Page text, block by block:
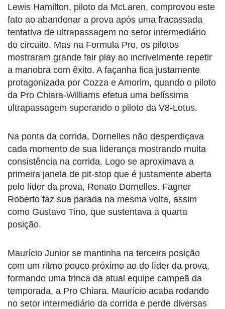
Lewis Hamilton, piloto da McLaren, comprovou este
fato ao abandonar a prova após uma fracassada
tentativa de ultrapassagem no setor intermediário
do circuito. Mas na Formula Pro, os pilotos
mostraram grande fair play ao incrivelmente repetir
a manobra com êxito. A façanha fica justamente
protagonizada por Cozza e Amorim, quando o piloto
da Pro Chiara-Williams efetua uma belíssima
ultrapassagem superando o piloto da V8-Lotus.
Na ponta da corrida, Dornelles não desperdiçava
cada momento de sua liderança mostrando muita
consistência na corrida. Logo se aproximava a
primeira janela de pit-stop que é justamente aberta
pelo líder da prova, Renato Dornelles. Fagner
Roberto faz sua parada na mesma volta, assim
como Gustavo Tino, que sustentava a quarta
posição.
Maurício Junior se mantinha na terceira posição
com um ritmo pouco próximo ao do líder da prova,
formando uma trinca da atual equipe campeã da
temporada, a Pro Chiara. Maurício acaba rodando
no setor intermediário da corrida e perde diversas